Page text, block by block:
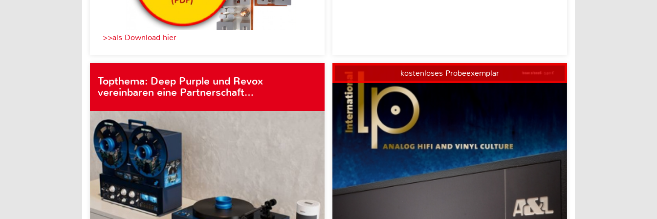
>>als Download hier
Topthema: Deep Purple und Revox
vereinbaren eine Partnerschaft…
kostenloses Probeexemplar